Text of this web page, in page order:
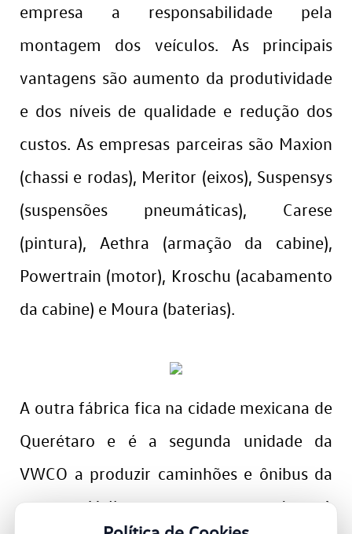
empresa a responsabilidade pela
montagem dos veículos. As principais
vantagens são aumento da produtividade
e dos níveis de qualidade e redução dos
custos. As empresas parceiras são Maxion
(chassi e rodas), Meritor (eixos), Suspensys
(suspensões pneumáticas), Carese
(pintura), Aethra (armação da cabine),
Powertrain (motor), Kroschu (acabamento
da cabine) e Moura (baterias).
A outra fábrica fica na cidade mexicana de
Querétaro e é a segunda unidade da
VWCO a produzir caminhões e ônibus da
marca Volkswagen no mundo. A